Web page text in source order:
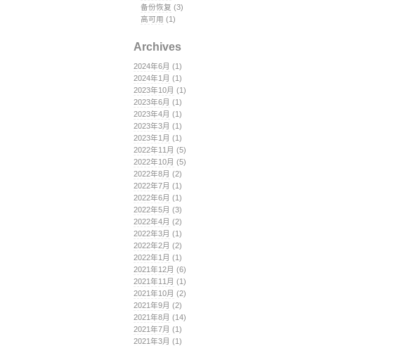
备份恢复 (3)
高可用 (1)
Archives
2024年6月 (1)
2024年1月 (1)
2023年10月 (1)
2023年6月 (1)
2023年4月 (1)
2023年3月 (1)
2023年1月 (1)
2022年11月 (5)
2022年10月 (5)
2022年8月 (2)
2022年7月 (1)
2022年6月 (1)
2022年5月 (3)
2022年4月 (2)
2022年3月 (1)
2022年2月 (2)
2022年1月 (1)
2021年12月 (6)
2021年11月 (1)
2021年10月 (2)
2021年9月 (2)
2021年8月 (14)
2021年7月 (1)
2021年3月 (1)